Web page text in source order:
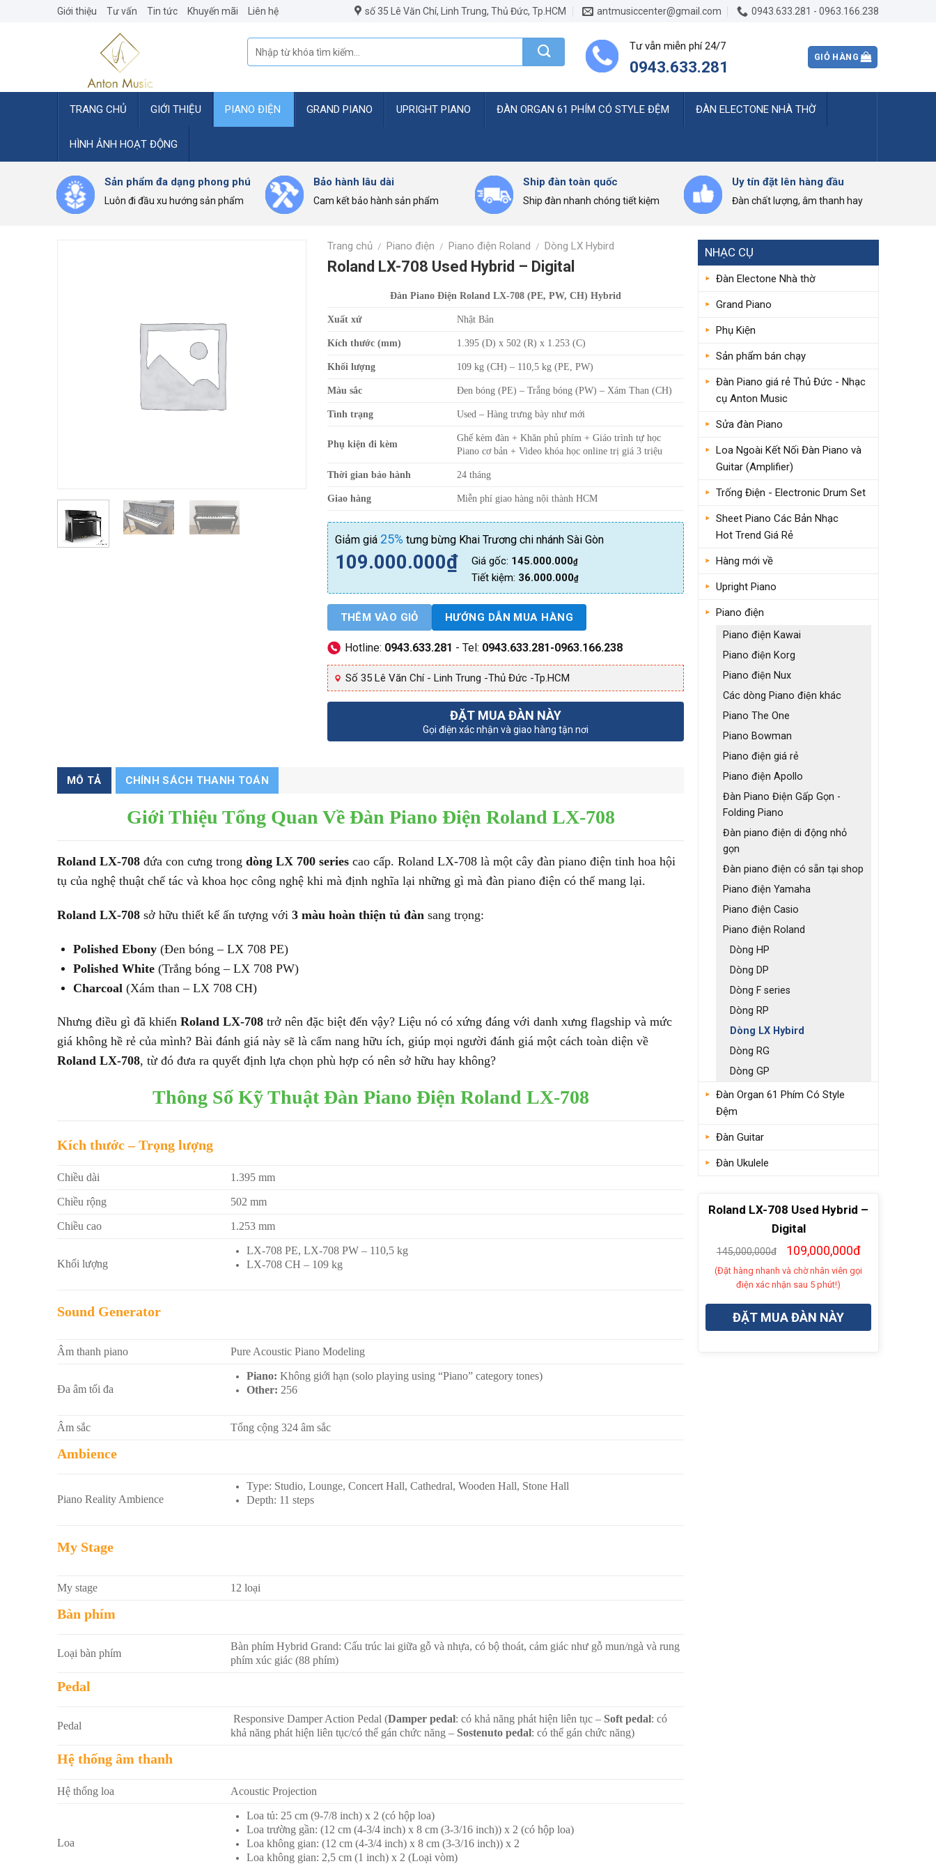
Giới thiệu Tư vấn Tin tức Khuyến mãi Liên hệ số 35 Lê Văn Chí, Linh Trung, Thủ Đức, Tp.HCM antmusiccenter@gmail.com 0943.633.281 - 0963.166.238
Tìm
kiếm:
Tư vẫn miễn phí 24/7
0943.633.281
GIỎ HÀNG
TRANG CHỦ GIỚI THIỆU PIANO ĐIỆN GRAND PIANO UPRIGHT PIANO ĐÀN ORGAN 61 PHÍM CÓ STYLE ĐỆM ĐÀN ELECTONE NHÀ THỜ
HÌNH ẢNH HOẠT ĐỘNG
Sản phẩm đa dạng phong phú
Luôn đi đầu xu hướng sản phẩm
Bảo hành lâu dài
Cam kết bảo hành sản phẩm
Ship đàn toàn quốc
Ship đàn nhanh chóng tiết kiệm
Uy tín đặt lên hàng đầu
Đàn chất lượng, âm thanh hay
NHẠC CỤ
Đàn Electone Nhà thờ
Grand Piano
Phụ Kiện
Sản phẩm bán chạy
Đàn Piano giá rẻ Thủ Đức - Nhạc
cụ Anton Music
Sửa đàn Piano
Loa Ngoài Kết Nối Đàn Piano và
Guitar (Amplifier)
Trống Điện - Electronic Drum Set
Sheet Piano Các Bản Nhạc
Hot Trend Giá Rẻ
Hàng mới về
Upright Piano
Piano điện
Piano điện Kawai
Piano điện Korg
Piano điện Nux
Các dòng Piano điện khác
Piano The One
Piano Bowman
Piano điện giá rẻ
Piano điện Apollo
Đàn Piano Điện Gấp Gọn -
Folding Piano
Đàn piano điện di động nhỏ
gọn
Đàn piano điện có sẵn tại shop
Piano điện Yamaha
Piano điện Casio
Piano điện Roland
Dòng HP
Dòng DP
Dòng F series
Dòng RP
Dòng LX Hybird
Dòng RG
Dòng GP
Đàn Organ 61 Phím Có Style
Đệm
Đàn Guitar
Đàn Ukulele
Roland LX-708 Used Hybrid –
Digital
145,000,000đ 109,000,000đ
(Đặt hàng nhanh và chờ nhân viên gọi
điện xác nhận sau 5 phút!)
ĐẶT MUA ĐÀN NÀY
Trang chủ / Piano điện / Piano điện Roland / Dòng LX Hybird
Roland LX-708 Used Hybrid – Digital
Đàn Piano Điện Roland LX-708 (PE, PW, CH) Hybrid
Xuất xứ Nhật Bản
Kích thước (mm) 1.395 (D) x 502 (R) x 1.253 (C)
Khối lượng 109 kg (CH) – 110,5 kg (PE, PW)
Màu sắc Đen bóng (PE) – Trắng bóng (PW) – Xám Than (CH)
Tình trạng Used – Hàng trưng bày như mới
Phụ kiện đi kèm
Ghế kèm đàn + Khăn phủ phím + Giáo trình tự học
Piano cơ bản + Video khóa học online trị giá 3 triệu
Thời gian bảo hành 24 tháng
Giao hàng Miễn phí giao hàng nội thành HCM
Giảm giá25% tưng bừng Khai Trương chi nhánh Sài Gòn
109.000.000₫ Giá gốc: 145.000.000₫
Tiết kiệm: 36.000.000₫
THÊM VÀO GIỎ HƯỚNG DẪN MUA HÀNG
Hotline: 0943.633.281 - Tel: 0943.633.281-0963.166.238
Số 35 Lê Văn Chí - Linh Trung -Thủ Đức -Tp.HCM
ĐẶT MUA ĐÀN NÀY
Gọi điện xác nhận và giao hàng tận nơi
MÔ TẢ CHÍNH SÁCH THANH TOÁN
Giới Thiệu Tổng Quan Về Đàn Piano Điện Roland LX-708
Roland LX-708 đứa con cưng trong dòng LX 700 series cao cấp. Roland LX-708 là một cây đàn piano điện tinh hoa hội
tụ của nghệ thuật chế tác và khoa học công nghệ khi mà định nghĩa lại những gì mà đàn piano điện có thể mang lại.
Roland LX-708 sở hữu thiết kế ấn tượng với 3 màu hoàn thiện tủ đàn sang trọng:
Polished Ebony (Đen bóng – LX 708 PE)
Polished White (Trắng bóng – LX 708 PW)
Charcoal (Xám than – LX 708 CH)
Nhưng điều gì đã khiến Roland LX-708 trở nên đặc biệt đến vậy? Liệu nó có xứng đáng với danh xưng flagship và mức
giá không hề rẻ của mình? Bài đánh giá này sẽ là cẩm nang hữu ích, giúp mọi người đánh giá một cách toàn diện về
Roland LX-708, từ đó đưa ra quyết định lựa chọn phù hợp có nên sở hữu hay không?
Thông Số Kỹ Thuật Đàn Piano Điện Roland LX-708
Kích thước – Trọng lượng
Chiều dài 1.395 mm
Chiều rộng 502 mm
Chiều cao 1.253 mm
Khối lượng
LX-708 PE, LX-708 PW – 110,5 kg
LX-708 CH – 109 kg
Sound Generator
Âm thanh piano Pure Acoustic Piano Modeling
Đa âm tối đa
Piano:Không giới hạn (solo playing using “Piano” category tones)
Other: 256
Âm sắc Tổng cộng 324 âm sắc
Ambience
Piano Reality Ambience
Type: Studio, Lounge, Concert Hall, Cathedral, Wooden Hall, Stone Hall
Depth: 11 steps
My Stage
My stage 12 loại
Bàn phím
Loại bàn phím
Bàn phím Hybrid Grand: Cấu trúc lai giữa gỗ và nhựa, có bộ thoát, cảm giác như gỗ mun/ngà và rung
phím xúc giác (88 phím)
Pedal
Pedal
Responsive Damper Action Pedal (Damper pedal: có khả năng phát hiện liên tục – Soft pedal: có
khả năng phát hiện liên tục/có thể gán chức năng – Sostenuto pedal: có thể gán chức năng)
Hệ thống âm thanh
Hệ thống loa Acoustic Projection
Loa
Loa tủ: 25 cm (9-7/8 inch) x 2 (có hộp loa)
Loa trường gần: (12 cm (4-3/4 inch) x 8 cm (3-3/16 inch)) x 2 (có hộp loa)
Loa không gian: (12 cm (4-3/4 inch) x 8 cm (3-3/16 inch)) x 2
Loa không gian: 2,5 cm (1 inch) x 2 (Loại vòm)